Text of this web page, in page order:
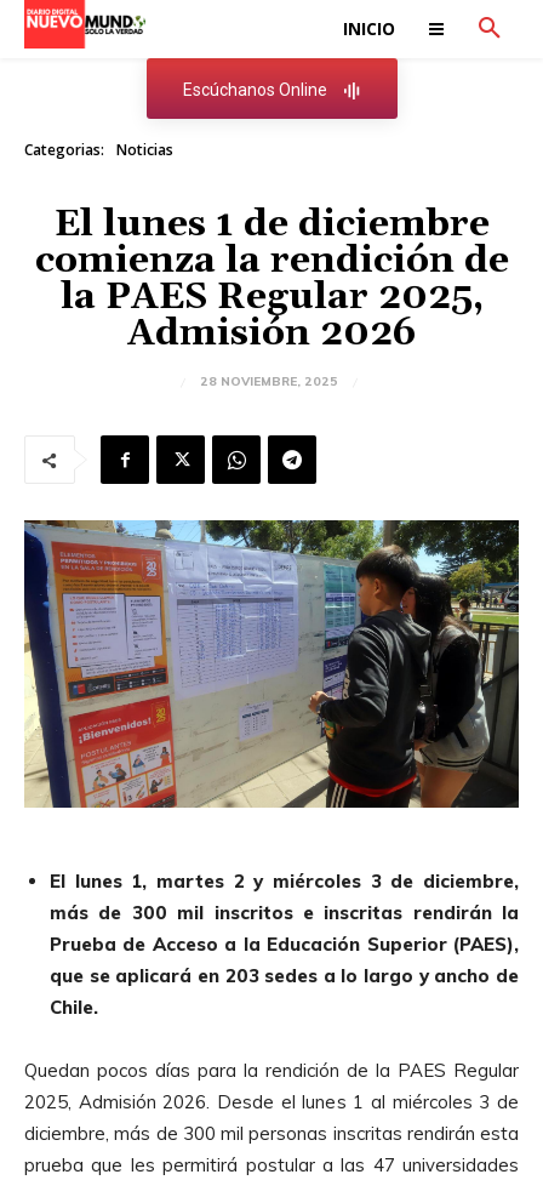
INICIO
Escúchanos Online
Categorias: Noticias
El lunes 1 de diciembre
comienza la rendición de
la PAES Regular 2025,
Admisión 2026
28 NOVIEMBRE, 2025
El lunes 1, martes 2 y miércoles 3 de diciembre,
más de 300 mil inscritos e inscritas rendirán la
Prueba de Acceso a la Educación Superior (PAES),
que se aplicará en 203 sedes a lo largo y ancho de
Chile.
Quedan pocos días para la rendición de la PAES Regular
2025, Admisión 2026. Desde el lunes 1 al miércoles 3 de
diciembre, más de 300 mil personas inscritas rendirán esta
prueba que les permitirá postular a las 47 universidades